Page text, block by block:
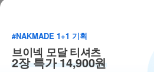
#NAKMADE 1+1 기획
브이넥 모달 티셔츠
2장 특가 14,900원